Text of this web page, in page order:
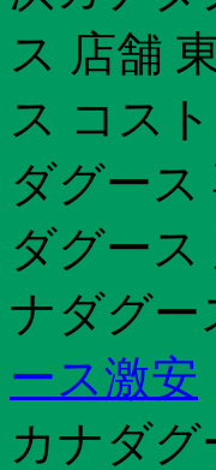
ス 店舗
ス コス
ダグー
ダグー
ナダグー
ース激安
カナダ